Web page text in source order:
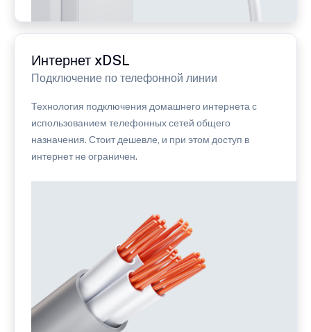
Интернет xDSL
Подключение по телефонной линии
Технология подключения домашнего интернета с
использованием телефонных сетей общего
назначения. Стоит дешевле, и при этом доступ в
интернет не ограничен.